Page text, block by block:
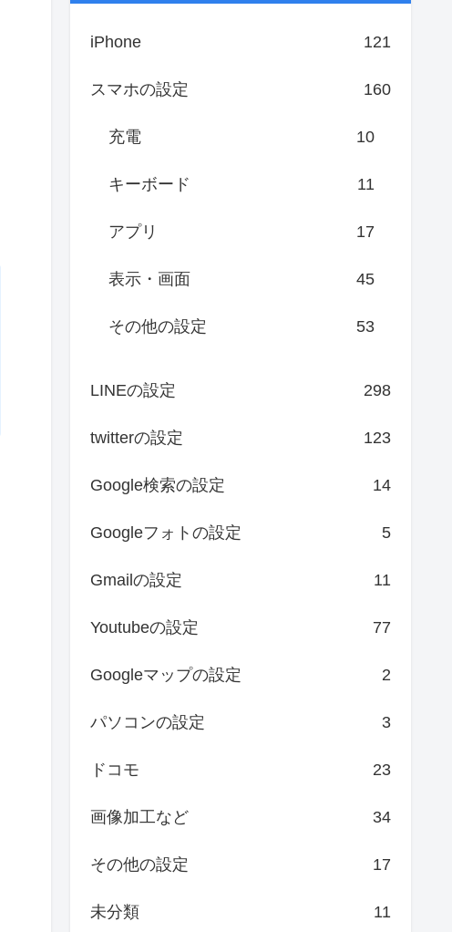
iPhone 121
スマホの設定 160
充電 10
キーボード 11
アプリ 17
表示・画面 45
その他の設定 53
LINEの設定 298
twitterの設定 123
Google検索の設定 14
Googleフォトの設定 5
Gmailの設定 11
Youtubeの設定 77
Googleマップの設定 2
パソコンの設定 3
ドコモ 23
画像加工など 34
その他の設定 17
未分類 11